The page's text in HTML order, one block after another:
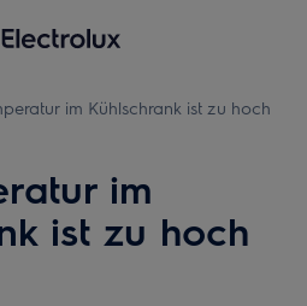
im Kühlschrank ist zu hoch
im
ist zu hoch